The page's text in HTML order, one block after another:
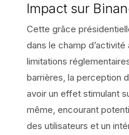
Impact sur
Cette grâce
dans le champ
limitations
barrières, la perception
avoir un effet stimulant
même, encourant
des utilisateurs et un